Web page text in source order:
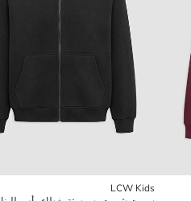
LCW Kids